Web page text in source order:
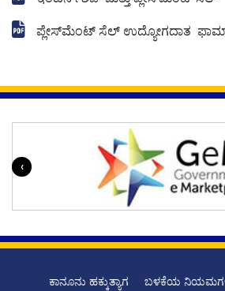
ಪ್ಲೇಸ್‌ಮೆಂಟ್ ಸೆಲ್ ಉದ್ಯೋಗದಾತ
‹
ಕಾನೂನು ಹಕ್ಕುತ್ಯಾಗ ಬಳಕೆಯ